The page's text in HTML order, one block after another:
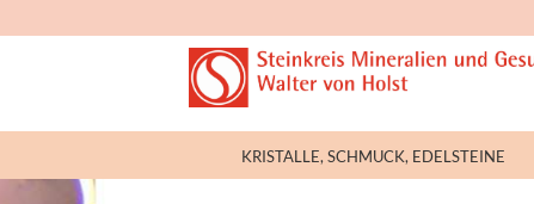
KRISTALLE, SCHMUCK, EDELSTEINE